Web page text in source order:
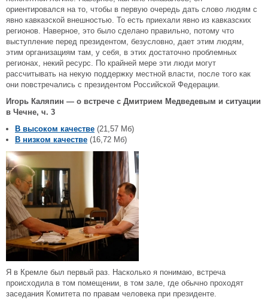
ориентировался на то, чтобы в первую очередь дать слово людям с
явно кавказской внешностью. То есть приехали явно из кавказских
регионов. Наверное, это было сделано правильно, потому что
выступление перед президентом, безусловно, дает этим людям,
этим организациям там, у себя, в этих достаточно проблемных
регионах, некий ресурс. По крайней мере эти люди могут
рассчитывать на некую поддержку местной власти, после того как
они повстречались с президентом Российской Федерации.
Игорь Каляпин — о встрече с Дмитрием Медведевым и ситуации
в Чечне, ч. 3
В высоком качестве (21,57 Мб)
В низком качестве (16,72 Мб)
Я в Кремле был первый раз. Насколько я понимаю, встреча
происходила в том помещении, в том зале, где обычно проходят
заседания Комитета по правам человека при президенте.